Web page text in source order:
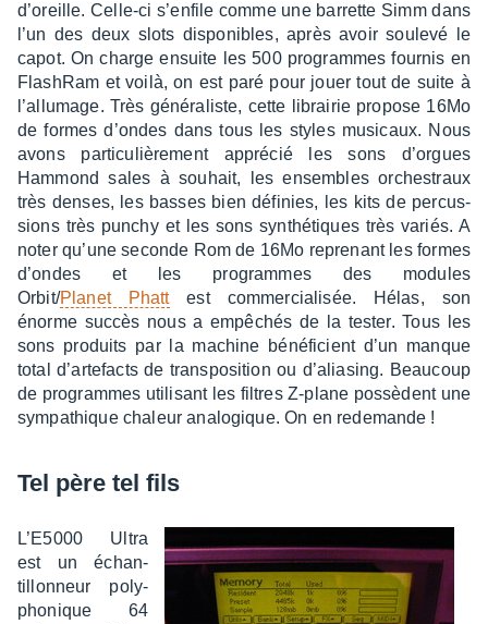
d’oreille. Celle-ci s’en­file comme une barrette Simm dans
l’un des deux slots dispo­nibles, après avoir soulevé le
capot. On charge ensuite les 500 programmes four­nis en
Flash­Ram et voilà, on est paré pour jouer tout de suite à
l’al­lu­mage. Très géné­ra­liste, cette librai­rie propose 16Mo
de formes d’ondes dans tous les styles musi­caux. Nous
avons parti­cu­liè­re­ment appré­cié les sons d’orgues
Hammond sales à souhait, les ensembles orches­traux
très denses, les basses bien défi­nies, les kits de percus­
sions très punchy et les sons synthé­tiques très variés. A
noter qu’une seconde Rom de 16Mo repre­nant les formes
d’ondes et les programmes des modules
Orbit/Planet Phattest commer­cia­li­sée. Hélas, son
énorme succès nous a empê­chés de la tester. Tous les
sons produits par la machine béné­fi­cient d’un manque
total d’ar­te­facts de trans­po­si­tion ou d’alia­sing. Beau­coup
de programmes utili­sant les filtres Z-plane possèdent une
sympa­thique chaleur analo­gique. On en rede­mande !
Tel père tel fils
L’E5000 Ultra
est un échan­
tillon­neur poly­
pho­nique 64